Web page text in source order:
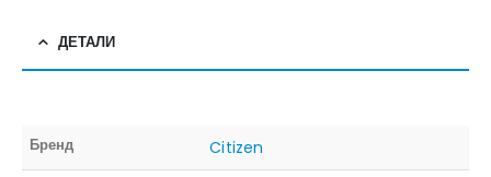
ДЕТАЛИ
Бренд Citizen